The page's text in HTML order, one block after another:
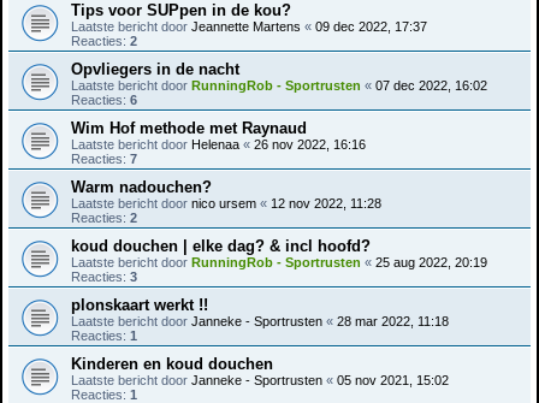
Tips voor SUPpen in de kou?
Laatste bericht door Jeannette Martens « 09 dec 2022, 17:37
Reacties: 2
Opvliegers in de nacht
Laatste bericht door RunningRob - Sportrusten « 07 dec 2022, 16:02
Reacties: 6
Wim Hof methode met Raynaud
Laatste bericht door Helenaa « 26 nov 2022, 16:16
Reacties: 7
Warm nadouchen?
Laatste bericht door nico ursem « 12 nov 2022, 11:28
Reacties: 2
koud douchen | elke dag? & incl hoofd?
Laatste bericht door RunningRob - Sportrusten « 25 aug 2022, 20:19
Reacties: 3
plonskaart werkt !!
Laatste bericht door Janneke - Sportrusten « 28 mar 2022, 11:18
Reacties: 1
Kinderen en koud douchen
Laatste bericht door Janneke - Sportrusten « 05 nov 2021, 15:02
Reacties: 1